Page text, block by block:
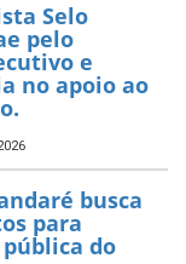
Selo
pelo
e
no apoio ao
busca
para
do